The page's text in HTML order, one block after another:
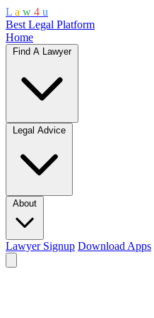
L a w 4 u
Best Legal Platform
Home
Find A Lawyer
Legal Advice
About
Lawyer Signup Download Apps